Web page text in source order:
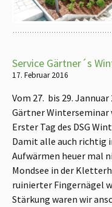
Service Gärtner´s
17. Februar 2016
Vom 27. bis 29. Jannuar
Gärtner
Erster Tag des DSG
Damit alle auch richtig
Aufwärmen heuer mal
Mondsee in der
ruinierter Fingernägel
Stärkung waren wir